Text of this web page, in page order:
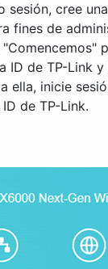
sesión, cree
fines de
ID de TP-Link
ella, inicie
de TP-Link.